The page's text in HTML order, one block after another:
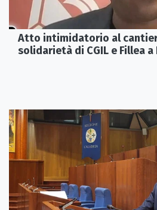
Atto intimidatorio al
solidarietà di CGIL e Fillea